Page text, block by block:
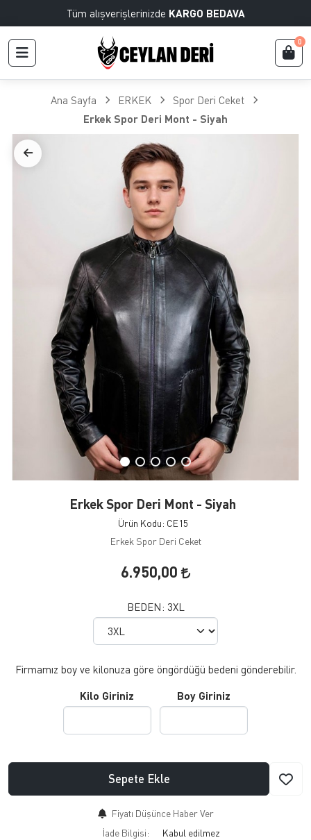
Tüm alışverişlerinizde KARGO BEDAVA
0
Ana Sayfa ERKEK
Spor Deri Ceket
Erkek Spor Deri Mont - Siyah
Erkek Spor Deri Mont - Siyah
Ürün Kodu: CE15
Erkek Spor Deri Ceket
6.950,00
BEDEN: 3XL
Firmamız boy ve kilonuza göre öngördüğü bedeni gönderebilir.
Kilo Giriniz Boy Giriniz
Sepete Ekle
Fiyatı Düşünce Haber Ver
İade Bilgisi: